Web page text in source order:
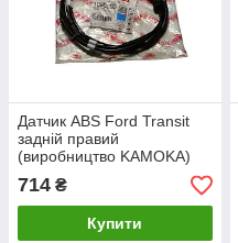
Датчик ABS Ford Transit
задній правий
(виробництво KAMOKA)
714 ₴
Купити